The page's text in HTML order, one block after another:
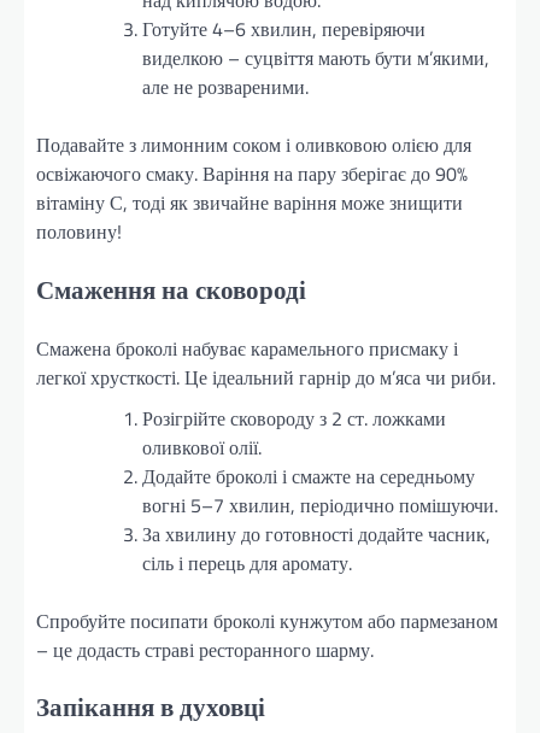
Готуйте 4–6 хвилин, перевіряючи
виделкою – суцвіття мають бути м’якими,
але не розвареними.
Подавайте з лимонним соком і оливковою олією для
освіжаючого смаку. Варіння на пару зберігає до 90%
вітаміну С, тоді як звичайне варіння може знищити
половину!
Смаження на сковороді
Смажена броколі набуває карамельного присмаку і
легкої хрусткості. Це ідеальний гарнір до м’яса чи риби.
Розігрійте сковороду з 2 ст. ложками
оливкової олії.
Додайте броколі і смажте на середньому
вогні 5–7 хвилин, періодично помішуючи.
За хвилину до готовності додайте часник,
сіль і перець для аромату.
Спробуйте посипати броколі кунжутом або пармезаном
– це додасть страві ресторанного шарму.
Запікання в духовці